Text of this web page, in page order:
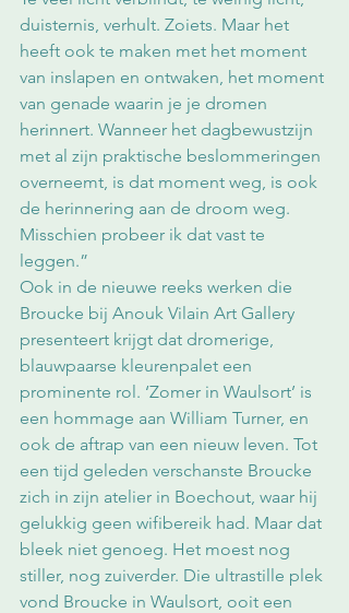
duisternis, verhult. Zoiets. Maar het
heeft ook te maken met het moment
van inslapen en ontwaken, het moment
van genade waarin je je dromen
herinnert. Wanneer het dagbewustzijn
met al zijn praktische beslommeringen
overneemt, is dat moment weg, is ook
de herinnering aan de droom weg.
Misschien probeer ik dat vast te
leggen.”
Ook in de nieuwe reeks werken die
Broucke bij Anouk Vilain Art Gallery
presenteert krijgt dat dromerige,
blauwpaarse kleurenpalet een
prominente rol. ‘Zomer in Waulsort’ is
een hommage aan William Turner, en
ook de aftrap van een nieuw leven. Tot
een tijd geleden verschanste Broucke
zich in zijn atelier in Boechout, waar hij
gelukkig geen wifibereik had. Maar dat
bleek niet genoeg. Het moest nog
stiller, nog zuiverder. Die ultrastille plek
vond Broucke in Waulsort, ooit een